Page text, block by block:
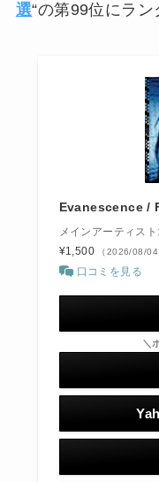
選“の第99位にラン
Evanescence /
メインアーティス
¥1,500
（2026/08/
口コミを見る
＼